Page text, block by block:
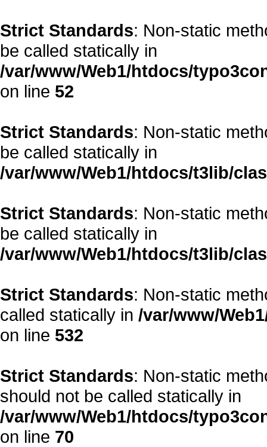
Strict Standards: Non-static
be called statically in
/var/www/Web1/htdocs/
on line 52
Strict Standards: Non-static
be called statically in
/var/www/Web1/htdocs/t3lib/
Strict Standards: Non-static
be called statically in
/var/www/Web1/htdocs/t3lib/
Strict Standards: Non-static
called statically in /var/www/
on line 532
Strict Standards: Non-static
should not be called statically in
/var/www/Web1/htdocs/
on line 70